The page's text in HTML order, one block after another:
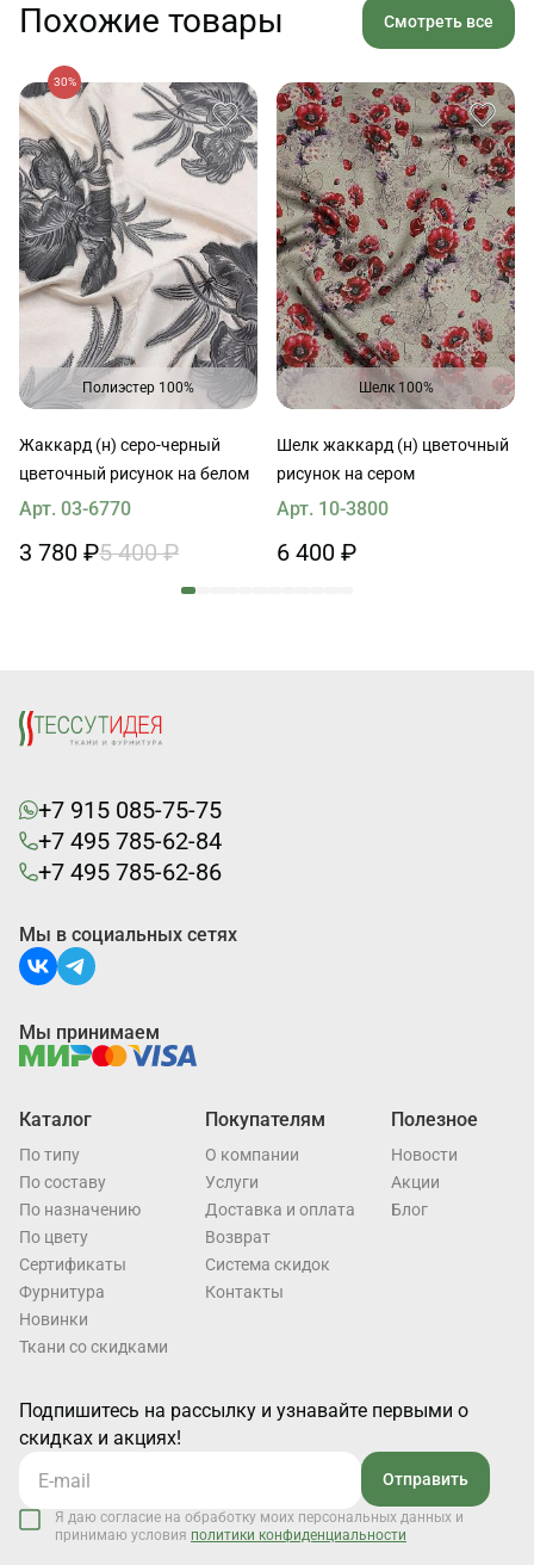
Похожие товары Смотреть все
30%
Полиэстер 100%
Жаккард (н) серо-черный
цветочный рисунок на белом
Арт. 03-6770
3 780 ₽5 400 ₽
Шелк 100%
Шелк жаккард (н) цветочный
рисунок на сером
Арт. 10-3800
6 400 ₽
+7 915 085-75-75
+7 495 785-62-84
+7 495 785-62-86
Каталог
По типу
По составу
По назначению
По цвету
Cертификаты
Фурнитура
Новинки
Ткани со скидками
Покупателям
О компании
Услуги
Доставка и оплата
Возврат
Система скидок
Контакты
Полезное
Новости
Акции
Блог
Подпишитесь на рассылку и узнавайте первыми о
скидках и акциях!
Отправить
Я даю согласие на обработку моих персональных данных и
принимаю условия политики конфиденциальности
Мы в социальных сетях
Мы принимаем